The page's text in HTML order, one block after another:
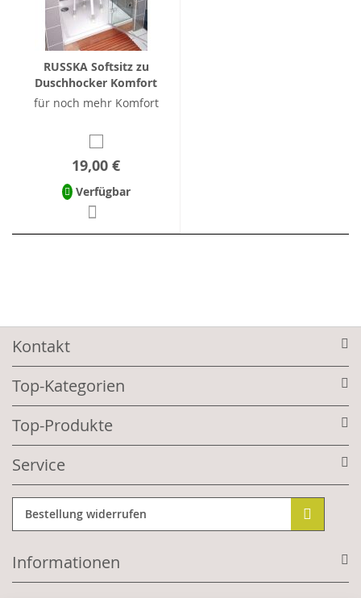
RUSSKA Softsitz zu
Duschhocker Komfort
für noch mehr Komfort
19,00 €
Verfügbar
Kontakt
Top-Kategorien
Top-Produkte
Service
Bestellung widerrufen
Informationen